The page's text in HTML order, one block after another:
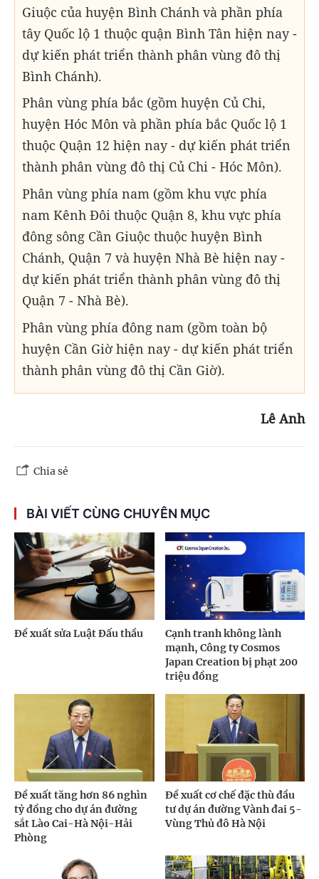
Giuộc của huyện Bình Chánh và phần phía
tây Quốc lộ 1 thuộc quận Bình Tân hiện nay -
dự kiến phát triển thành phân vùng đô thị
Bình Chánh).
Phân vùng phía bắc (gồm huyện Củ Chi,
huyện Hóc Môn và phần phía bắc Quốc lộ 1
thuộc Quận 12 hiện nay - dự kiến phát triển
thành phân vùng đô thị Củ Chi - Hóc Môn).
Phân vùng phía nam (gồm khu vực phía
nam Kênh Đôi thuộc Quận 8, khu vực phía
đông sông Cần Giuộc thuộc huyện Bình
Chánh, Quận 7 và huyện Nhà Bè hiện nay -
dự kiến phát triển thành phân vùng đô thị
Quận 7 - Nhà Bè).
Phân vùng phía đông nam (gồm toàn bộ
huyện Cần Giờ hiện nay - dự kiến phát triển
thành phân vùng đô thị Cần Giờ).
Lê Anh
Chia sẻ
BÀI VIẾT CÙNG CHUYÊN MỤC
Đề xuất sửa Luật Đấu thầu
Cạnh tranh không lành
mạnh, Công ty Cosmos
Japan Creation bị phạt 200
triệu đồng
Đề xuất tăng hơn 86 nghìn
tỷ đồng cho dự án đường
sắt Lào Cai-Hà Nội-Hải
Phòng
Đề xuất cơ chế đặc thù đầu
tư dự án đường Vành đai 5-
Vùng Thủ đô Hà Nội